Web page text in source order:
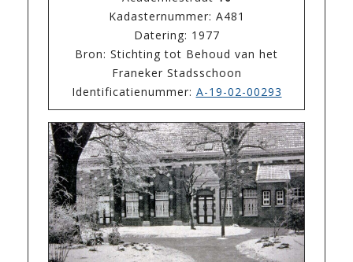
Kadasternummer: A481
Datering: 1977
Bron: Stichting tot Behoud van het
Franeker Stadsschoon
Identificatienummer: A-19-02-00293